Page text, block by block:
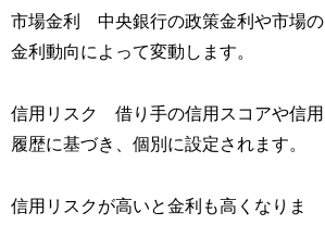
市場金利 中央銀行の政策金利や市場の
金利動向によって変動します。
信用リスク 借り手の信用スコアや信用
履歴に基づき、個別に設定されます。
信用リスクが高いと金利も高くなりま